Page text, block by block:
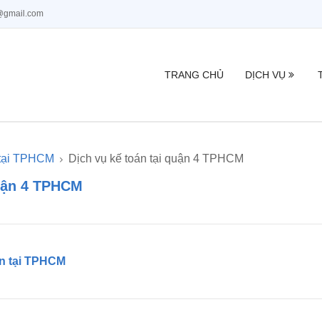
TRANG CHỦ DỊCH VỤ
TPHCM Dịch vụ kế toán tại quận 4 TPHCM
4 TPHCM
tại TPHCM